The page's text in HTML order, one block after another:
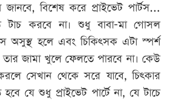
জানবে, বিশেষ করে প্রাইভেট পার্টস...
করবে না। শুধু বাবা-মা গোসল
অসুস্থ হলে এবং চিকিৎসক এটা স্পর্শ
জামা খুলে ফেলতে পারবে না। কেউ
সেখান থেকে সরে যাবে, চিৎকার
যে শুধু প্রাইভেট পার্টে না, যে টাচে